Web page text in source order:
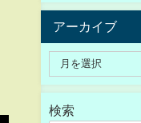
アーカイブ
検索